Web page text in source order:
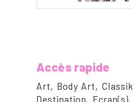
Accès rapide
Art Body Art
Classik
Destination
Ecran(s)